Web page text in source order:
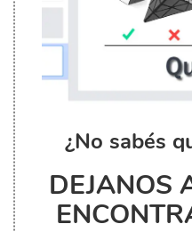
¿No sabés
DEJANOS